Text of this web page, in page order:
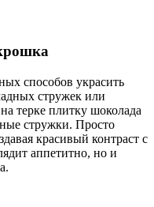
способов украсить
стружек или
терке плитку шоколада
стружки. Просто
красивый контраст с
аппетитно, но и